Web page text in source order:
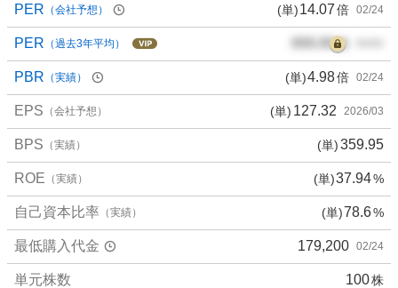
PER （会社予想） (単)14.07倍 02/24
PER （過去3年平均） 000.00倍
PBR （実績） (単)4.98倍 02/24
EPS （会社予想） (単) 127.32 2026/03
BPS （実績） (単)359.95
ROE （実績） (単)37.94%
自己資本比率 （実績） (単)78.6%
最低購入代金 179,200 02/24
単元株数 100株